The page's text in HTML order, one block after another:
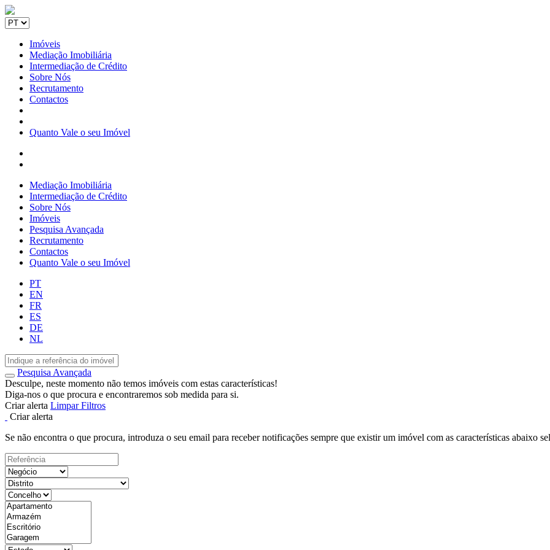
Imóveis
Mediação Imobiliária
Intermediação de Crédito
Sobre Nós
Recrutamento
Contactos
Quanto Vale o seu Imóvel
Mediação Imobiliária
Intermediação de Crédito
Sobre Nós
Imóveis
Pesquisa Avançada
Recrutamento
Contactos
Quanto Vale o seu Imóvel
PT
EN
FR
ES
DE
NL
Pesquisa Avançada
Desculpe, neste momento não temos imóveis com estas características!
Diga-nos o que procura e encontraremos sob medida para si.
Criar alerta Limpar Filtros
Criar alerta
Se não encontra o que procura, introduza o seu email para receber notificações sempre que existir um imóvel com as características abaixo